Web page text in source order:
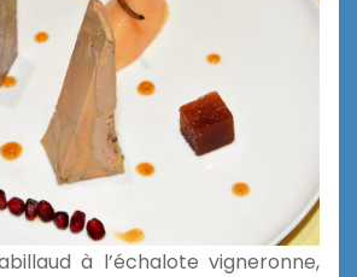
à l’échalote vigneronne,